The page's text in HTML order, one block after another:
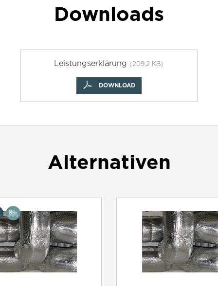
Downloads
Leistungserklärung (209.2 KB)
DOWNLOAD
Alternativen